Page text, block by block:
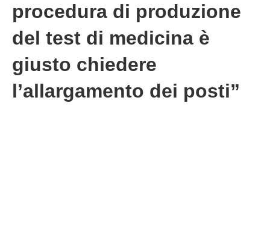
procedura di produzione
del test di medicina è
giusto chiedere
l’allargamento dei posti”